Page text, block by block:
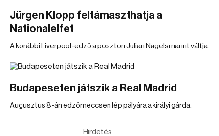
Jürgen Klopp feltámaszthatja a
Nationalelfet
A korábbi Liverpool-edző a poszton Julian Nagelsmannt váltja.
Budapeseten játszik a Real Madrid
Augusztus 8-án edzőmeccsen lép pályára a királyi gárda.
Hirdetés